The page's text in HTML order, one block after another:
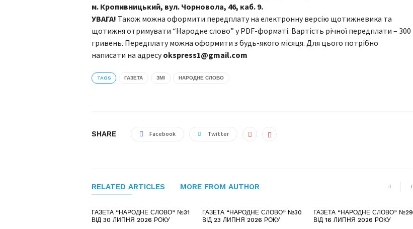
м. Кропивницький, вул. Чорновола, 46, каб. 9.
УВАГА! Також можна оформити передплату на електронну версію щотижневика та
щотижня отримувати “Народне слово” у PDF-форматі. Вартість річної передплати – 300
гривень. Передплату можна оформити з будь-якого місяця. Для цього потрібно
написати на адресуokspress1@gmail.com
TAGS ГАЗЕТА ЗМІ НАРОДНЕ СЛОВО
SHARE Facebook Twitter
RELATED ARTICLES MORE FROM AUTHOR
ГАЗЕТА “НАРОДНЕ СЛОВО” №31
ВІД 30 ЛИПНЯ 2026 РОКУ
ГАЗЕТА “НАРОДНЕ СЛОВО” №30
ВІД 23 ЛИПНЯ 2026 РОКУ
ГАЗЕТА “НАРОДНЕ СЛОВО” №29
ВІД 16 ЛИПНЯ 2026 РОКУ